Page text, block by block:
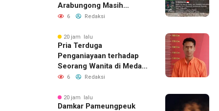
Arabungong Masih
Menunggu Bantuan
6 Redaksi
20 jam lalu
Pria Terduga
Penganiayaan terhadap
Seorang Wanita di Medan
Ditangkap Polisi
6 Redaksi
20 jam lalu
Damkar Pameungpeuk